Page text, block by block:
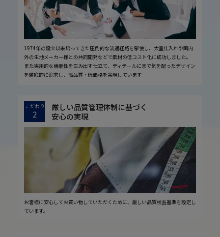
1974年の設立以来培ってきた圧倒的な流通経路を駆使し、大量仕入れや国内
外の生地メーカー様との共同開発などで素材の低コスト化に成功しました。
また実用的な機能性を生み出す仕立て、ディテールにまで気を配ったデザイン
を徹底的に追求し、高品質・低価格を実現しています
こだわり
2
厳しい品質管理体制に基づく
安心の実現
お客様に安心してお買い物していただくために、厳しい品質検査基準を設定し
ています。